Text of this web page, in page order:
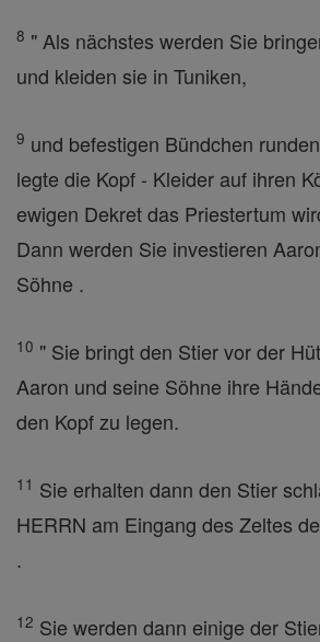
8 " Als nächstes werden Sie
und kleiden sie in Tuniken,
9 und befestigen Bündchen
legte die Kopf - Kleider auf ihren
ewigen Dekret das Priestertum
Dann werden Sie investieren
Söhne .
10 " Sie bringt den Stier vor der
Aaron und seine Söhne ihre
den Kopf zu legen.
11 Sie erhalten dann den Stier
HERRN am Eingang des Zeltes
.
12 Sie werden dann einige der